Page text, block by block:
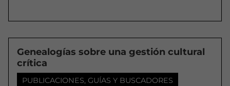
Genealogías sobre una gestión cultural
crítica
PUBLICACIONES, GUÍAS Y BUSCADORES